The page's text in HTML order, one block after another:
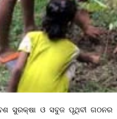
ସୁରକ୍ଷା ଓ ସବୁଜ ପୃଥିବୀ ଗଠନର